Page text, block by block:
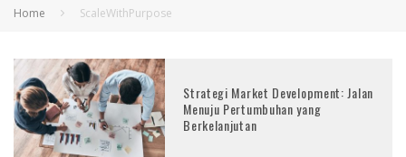
Home ScaleWithPurpose
Strategi Market Development: Jalan
Menuju Pertumbuhan yang
Berkelanjutan